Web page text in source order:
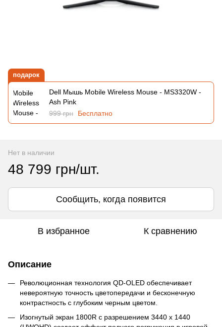
подарок
Dell Мышь Mobile Wireless Mouse - MS3320W -
Ash Pink
999 грн
Бесплатно
Нет в наличии
48 799 грн/шт.
Сообщить, когда появится
В избранное К сравнению
Описание
Революционная технология QD-OLED обеспечивает
невероятную точность цветопередачи и бесконечную
контрастность с глубоким черным цветом.
Изогнутый экран 1800R с разрешением 3440 x 1440